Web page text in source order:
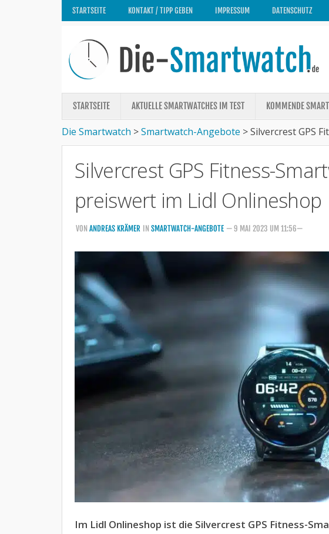
STARTSEITE KONTAKT / TIPP GEBEN IMPRESSUM DATENSCHUTZ
STARTSEITE AKTUELLE SMARTWATCHES IM TEST KOMMENDE
Die Smartwatch >Smartwatch-Angebote >Silvercrest GPS
Silvercrest GPS Fitness-
preiswert im Lidl Onlineshop
VON ANDREAS KRÄMER IN SMARTWATCH-ANGEBOTE — 9 MAI 2023 UM 11:56—
Im Lidl Onlineshop ist die Silvercrest GPS Fitness-